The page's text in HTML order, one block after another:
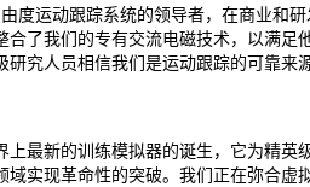
度运动跟踪系统的领导者，在商业和
合了我们的专有交流电磁技术，以满
研究人员相信我们是运动跟踪的可靠
上最新的训练模拟器的诞生，它为精
域实现革命性的突破。我们正在弥合